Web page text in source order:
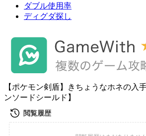
ダブル使用率
ディグダ探し
【ポケモン剣盾】きちょうなホネの入
ンソードシールド】